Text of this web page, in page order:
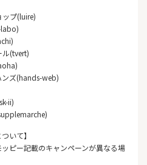
プ(luire)
(tvert)
ズ(hands-web)
ii)
いて】
ピー記載のキャンペーンが異なる場